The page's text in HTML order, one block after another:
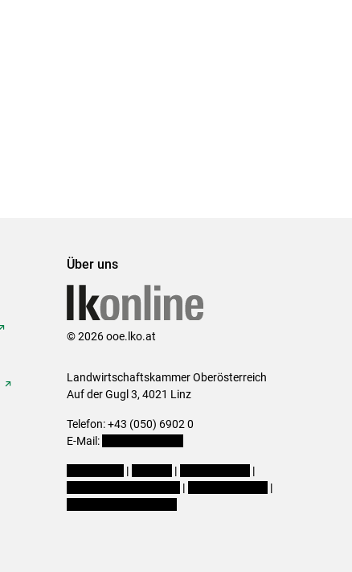
Über uns
© 2026 ooe.lko.at
Landwirtschaftskammer Oberösterreich
Auf der Gugl 3, 4021 Linz
Telefon: +43 (050) 6902 0
E-Mail:
| |
|
|
|